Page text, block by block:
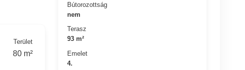
Bútorozottság
nem
Terasz
93 m²
Emelet
4.
Terület
80 m²